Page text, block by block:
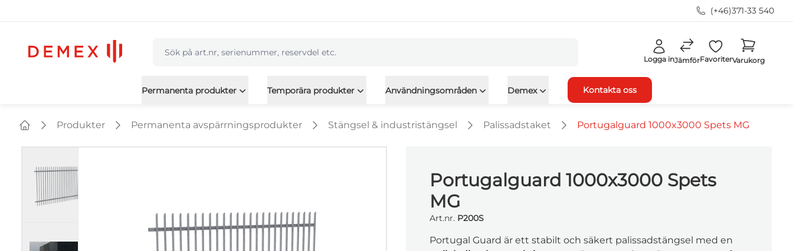
(+46)371-33 540
Logga inJämförFavoriterVarukorg
Permanenta produkter Temporära produkter Användningsområden Demex Kontakta oss
Produkter Permanenta avspärrningsprodukter Stängsel & industristängsel Palissadstaket Portugalguard 1000x3000 Spets MG
Portugalguard 1000x3000 Spets
MG
Art.nr. P200S
Portugal Guard är ett stabilt och säkert palissadstängsel med en